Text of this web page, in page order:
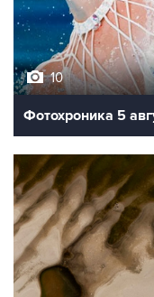
10
Фотохроника 5